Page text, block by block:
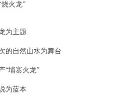
火龙”
为主题
自然山水为舞台
埔寨火龙”
为蓝本